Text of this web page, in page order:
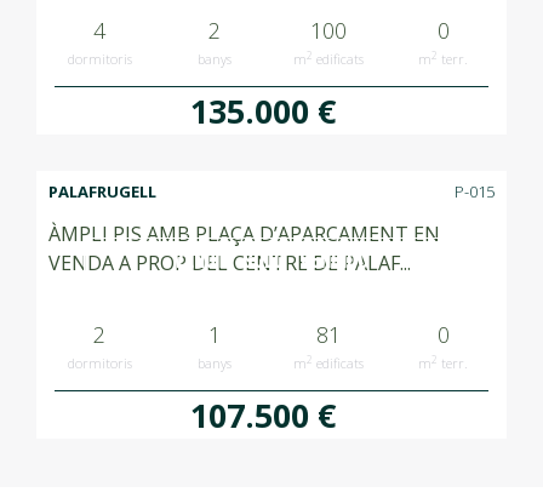
4
dormitoris
2
banys
100
m2 edificats
0
m2 terr.
135.000 €
VENUT SOLD VENDIDO
PALAFRUGELL P-015
ÀMPLI PIS AMB PLAÇA D’APARCAMENT EN
VENDA A PROP DEL CENTRE DE PALAF...
2
dormitoris
1
banys
81
m2 edificats
0
m2 terr.
107.500 €